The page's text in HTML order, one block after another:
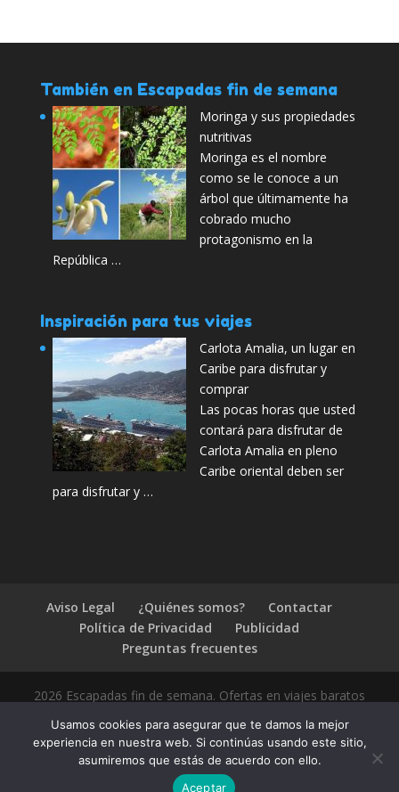
También en Escapadas fin de semana
Moringa y sus propiedades
nutritivas
Moringa es el nombre
como se le conoce a un
árbol que últimamente ha
cobrado mucho
protagonismo en la
República …
Inspiración para tus viajes
Carlota Amalia, un lugar en
Caribe para disfrutar y
comprar
Las pocas horas que usted
contará para disfrutar de
Carlota Amalia en pleno
Caribe oriental deben ser
para disfrutar y …
Aviso Legal ¿Quiénes somos?
Contactar
Política de Privacidad
Publicidad
Preguntas frecuentes
2026 Escapadas fin de semana. Ofertas en viajes baratos
Usamos cookies para asegurar que te damos la mejor
experiencia en nuestra web. Si continúas usando este sitio,
asumiremos que estás de acuerdo con ello.
Aceptar